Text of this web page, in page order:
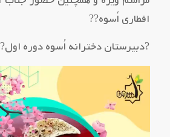
افطاری اُسوه??
?دبیرستان دخترانه اُسوه دوره اول?